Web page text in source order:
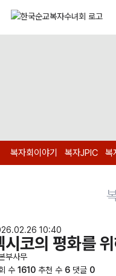
복자회이야기 복자JPIC 복
10:40
시코의 평화를
부사무
수 1610 추천 수 6 댓글 0